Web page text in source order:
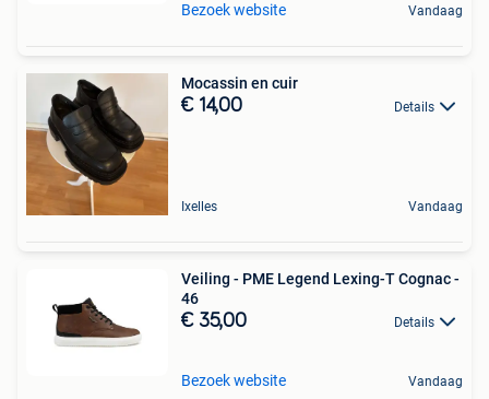
Bezoek website Vandaag
Mocassin en cuir
€ 14,00 Details
Ixelles Vandaag
Veiling - PME Legend Lexing-T Cognac -
46
€ 35,00 Details
Bezoek website Vandaag